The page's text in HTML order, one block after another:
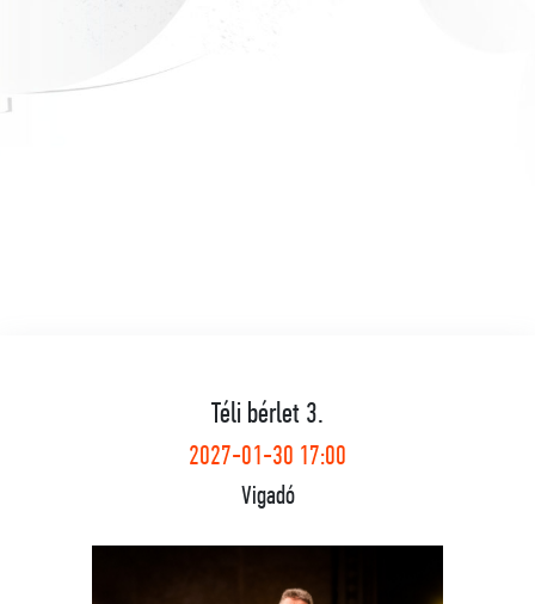
Téli bérlet 3.
2027-01-30 17:00
Vigadó